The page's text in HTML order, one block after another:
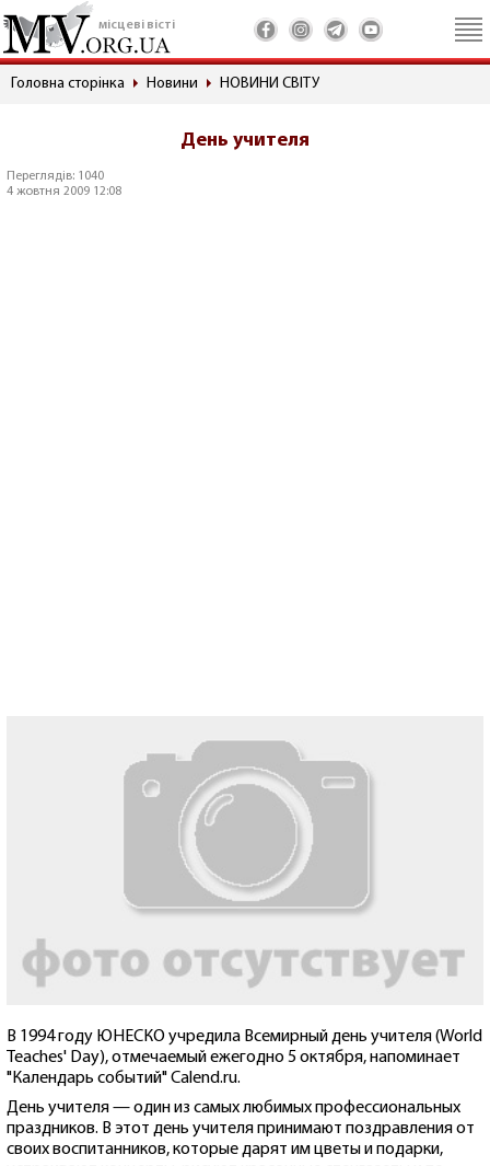
місцеві вісті
Головна сторінка Новини НОВИНИ СВІТУ
День учителя
Переглядів: 1040
4 жовтня 2009 12:08
В 1994 году ЮНЕСКО учредила Всемирный день учителя (World
Teaches' Day), отмечаемый ежегодно 5 октября, напоминает
"Календарь событий" Calend.ru.
День учителя — один из самых любимых профессиональных
праздников. В этот день учителя принимают поздравления от
своих воспитанников, которые дарят им цветы и подарки,